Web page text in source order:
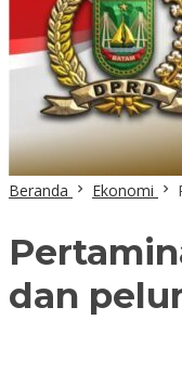
Beranda Ekonomi
dan